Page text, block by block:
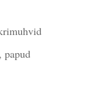
papud